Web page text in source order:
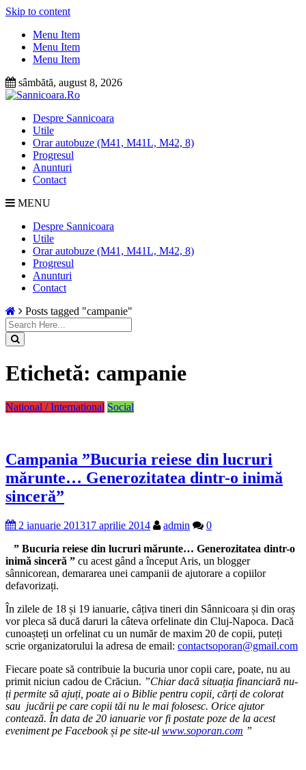
Skip to content
Menu Item
Menu Item
Menu Item
sâmbătă, august 8, 2026
Despre Sannicoara
Utile
Orar autobuze (M41, M41L, M42, 8)
Progresul
Anunturi
Contact
MENU
Despre Sannicoara
Utile
Orar autobuze (M41, M41L, M42, 8)
Progresul
Anunturi
Contact
Posts tagged "campanie"
Etichetă: campanie
National / International Social
Campania ”Bucuria reiese din lucruri
mărunte… Generozitatea dintr-o inimă
sinceră”
2 ianuarie 201317 aprilie 2014 admin
0
” Bucuria reiese din lucruri mărunte… Generozitatea dintr-o
inimă sinceră ” cu acest gând a început Aris, un blogger
sânnicorean, demararea unei campanii de ajutorare a copiilor
defavorizați.
În zilele de 18 și 19 ianuarie, câțiva tineri din Sânnicoara și din oraș
vor pleca să ducă daruri la câteva orfelinate din Cluj-Napoca. Dacă
cunoașteți un orfelinat cu un număr de maxim 20 de copii, puteți
scrie organizatorului la adresa de email: contactsoporan@gmail.com
Fiecare poate să contribuie la bucuria unor copii care, poate, nu au
primit niciun cadou de Crăciun. ”Chiar dacă situația financiară nu-
ți permite să ajuți, poate ai o Biblie pentru copii, cărți de colorat
sau jucării pe care copii tăi nu le mai folosesc. Orice ajutor
contează. În data de 20 ianuarie vor fi postate poze de la acest
eveniment pe Facebook și pe site-ul www.soporan.com ”